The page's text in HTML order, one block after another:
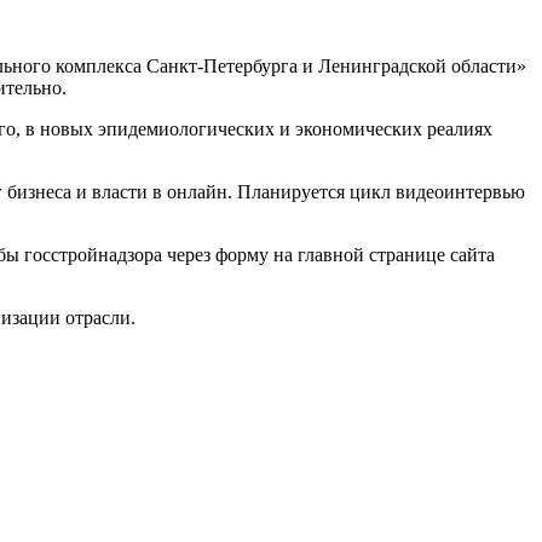
комплекса Санкт-Петербурга и Ленинградской области»
в новых эпидемиологических и экономических реалиях
и власти в онлайн. Планируется цикл видеоинтервью
через форму на главной странице сайта
отрасли.